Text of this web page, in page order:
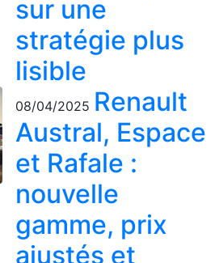
sur une
stratégie plus
lisible
08/04/2025 Renault
Austral, Espace
et Rafale :
nouvelle
gamme, prix
ajustés et